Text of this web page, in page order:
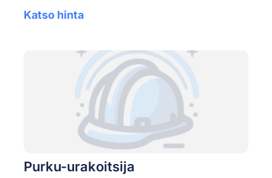
Katso hinta
Purku-urakoitsija